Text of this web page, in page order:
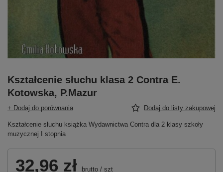
Kształcenie słuchu klasa 2 Contra E.
Kotowska, P.Mazur
+ Dodaj do porównania Dodaj do listy zakupowej
Kształcenie słuchu książka Wydawnictwa Contra dla 2 klasy szkoły
muzycznej I stopnia
32,96 zł brutto / szt